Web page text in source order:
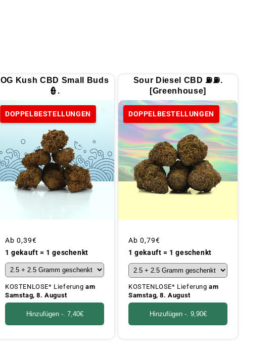
OG Kush CBD Small Buds
👮.
DOPPELBESTELLUNGEN
Üblicher
Preis
Ab 0,39€
1 gekauft = 1 geschenkt
KOSTENLOSE* Lieferungam
Samstag, 8. August
Hinzufügen -. 7,40€
Sour Diesel CBD ⛽⛽.
[Greenhouse]
DOPPELBESTELLUNGEN
Üblicher
Preis
Ab 0,79€
1 gekauft = 1 geschenkt
KOSTENLOSE* Lieferungam
Samstag, 8. August
Hinzufügen -. 9,90€